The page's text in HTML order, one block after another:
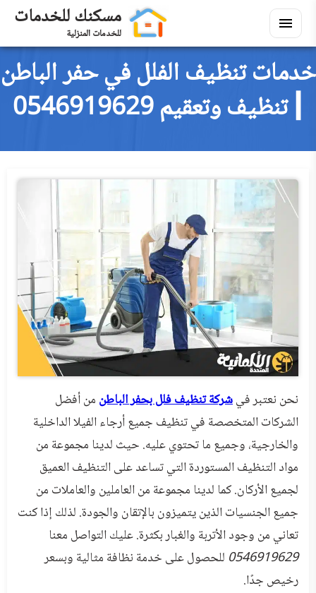
التجاوز
إلى
المحتوى
القائمة
مسكنك للخدمات
للخدمات المنزلية
ابحث
في
مسكنك
ابحث
تنظيفتوسيع
القائمة
عفش
القائمة
الفرعية
اثاث
مستعمل
وتسربات
طلب
خدمة
من
نحن
خدمات تنظيف الفلل في حفر الباطن
| تنظيف وتعقيم 0546919629
نحن نعتبر فيشركة تنظيف فلل بحفر الباطن من أفضل
الشركات المتخصصة في تنظيف جميع أرجاء الفيلا الداخلية
والخارجية، وجميع ما تحتوي عليه. حيث لدينا مجموعة من
مواد التنظيف المستوردة التي تساعد على التنظيف العميق
لجميع الأركان. كما لدينا مجموعة من العاملين والعاملات من
جميع الجنسيات الذين يتميزون بالإتقان والجودة. لذلك إذا كنت
تعاني من وجود الأتربة والغبار بكثرة. عليك التواصل معنا
0546919629 للحصول على خدمة نظافة مثالية وبسعر
رخيص جدًا.